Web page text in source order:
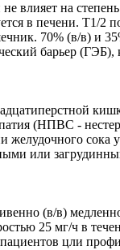
влияет на
в печени. Т1/2
70% (в/в) и
барьер
(HПBC -
желудочного
или
(в/в)
25 мг/ч в
цли